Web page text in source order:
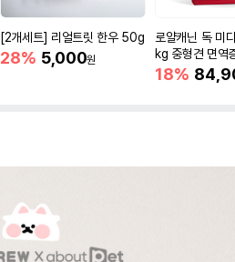
[2개세트] 리얼트릿 한우 50g
28% 5,000원
로얄캐닌 독 미
kg 중형견 면역
18%